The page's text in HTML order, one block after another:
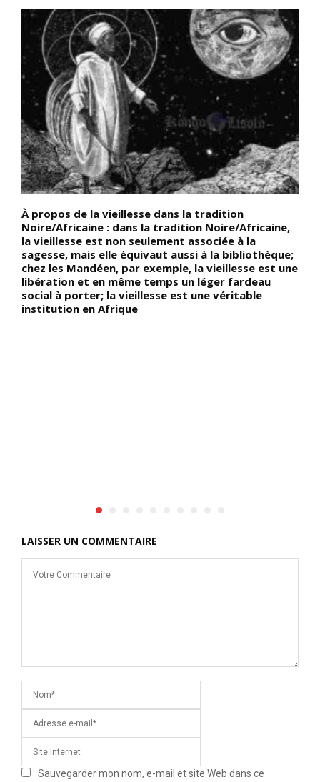
À propos de la vieillesse dans la tradition
Noire/Africaine : dans la tradition Noire/Africaine,
la vieillesse est non seulement associée à la
sagesse, mais elle équivaut aussi à la bibliothèque;
chez les Mandéen, par exemple, la vieillesse est une
libération et en même temps un léger fardeau
social à porter; la vieillesse est une véritable
institution en Afrique
LAISSER UN COMMENTAIRE
Sauvegarder mon nom, e-mail et site Web dans ce